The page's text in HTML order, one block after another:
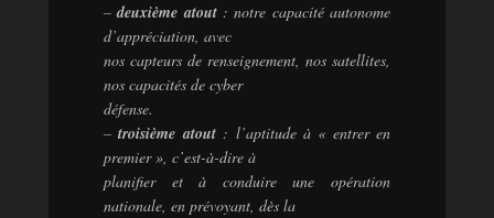
–deuxième atout: notre capacité autonome
d’appréciation, avec
nos capteurs de renseignement, nos satellites,
nos capacités de cyber
défense.
–troisième atout: l’aptitude à « entrer en
premier », c’est-à-dire à
planifier et à conduire une opération
nationale, en prévoyant, dès la